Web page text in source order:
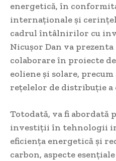
energetică, în
internaționale și
cadrul întâlnirilor cu
Nicușor Dan va
colaborare în proiecte
eoliene și solare,
rețelelor de distribuție a
Totodată, va fi abordată
investiții în tehnologii
eficiența energetică și
carbon, aspecte